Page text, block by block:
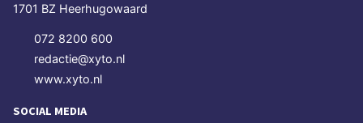
1701 BZ Heerhugowaard
072 8200 600
redactie@xyto.nl
www.xyto.nl
SOCIAL MEDIA